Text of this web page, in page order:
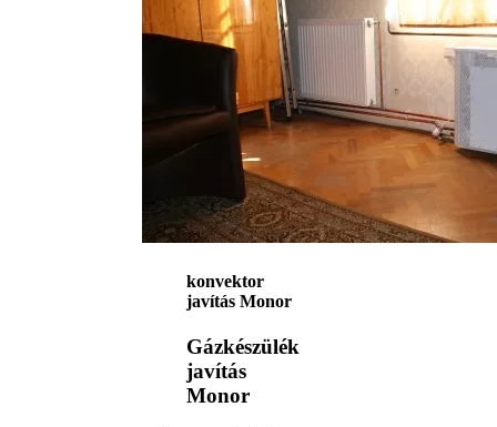
konvektor
javítás Monor
Gázkészülék
javítás
Monor